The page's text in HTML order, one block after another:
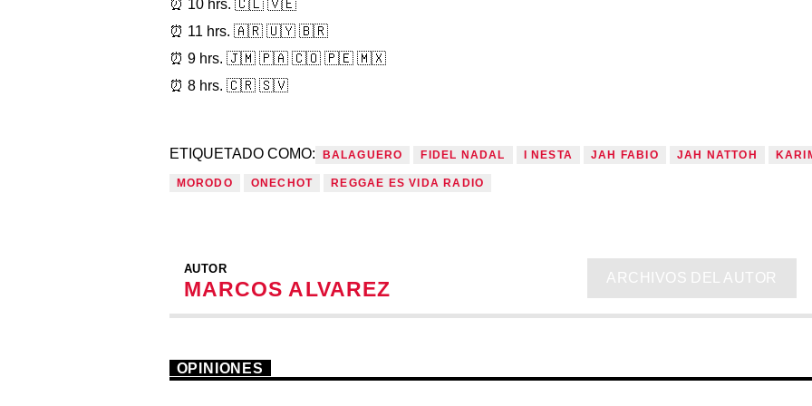
⏰ 10 hrs. 🇨🇱 🇻🇪
⏰ 11 hrs. 🇦🇷 🇺🇾 🇧🇷
⏰ 9 hrs. 🇯🇲 🇵🇦 🇨🇴 🇵🇪 🇲🇽
⏰ 8 hrs. 🇨🇷 🇸🇻
ETIQUETADO COMO: BALAGUERO FIDEL NADAL I NESTA JAH FABIO JAH NATTOH
MORODO ONECHOT REGGAE ES VIDA RADIO
AUTOR
MARCOS ALVAREZ
ARCHIVOS DEL AUTOR
OPINIONES